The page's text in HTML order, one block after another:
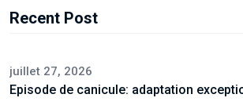
Recent Post
juillet 27, 2026
Episode de canicule: adaptation